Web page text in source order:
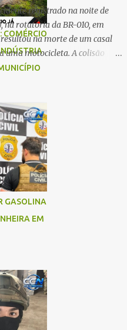
GASOLINA
EM
Equipes de socorro foram
nada puderam fazer além
os óbitos. A Polícia Rodoviária
esteve no local para controlar
informações que devem
registrado na noite de
na rotatória da BR-010, em
na morte de um casal
uma motocicleta. A colisão
moto e um carro. De acordo
à gravidade dos ferimentos.
da moto chegou a ser
vida e encaminhada para
médico, mas infelizmente não
e veio a óbito. Uma
identificada como Gleiciane,
bairro Jacu. Até o momento, o
Lucena, iria fazer 37 anos no
relataram que, após a suposta
condutor da motocicleta teria
e colidido
com um carro. As